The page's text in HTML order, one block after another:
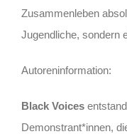
Zusammenleben
Jugendliche, sondern
Autoreninformation:
Black Voices
Demonstrant*innen,